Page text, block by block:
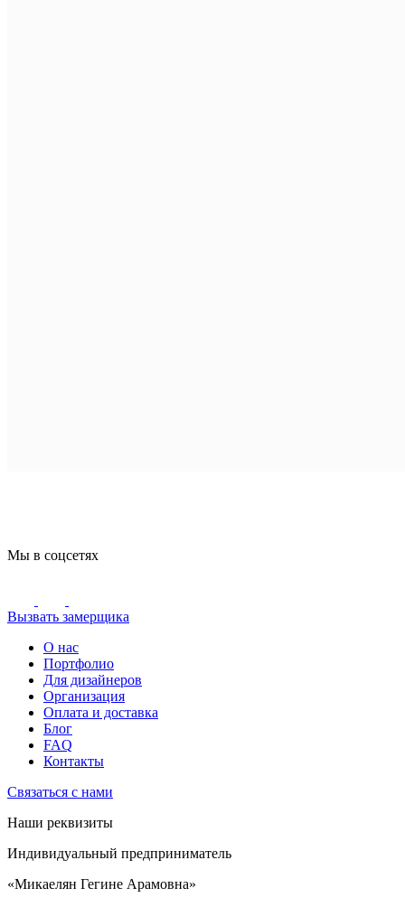
Мы в соцсетях
Вызвать замерщика
О нас
Портфолио
Для дизайнеров
Организация
Оплата и доставка
Блог
FAQ
Контакты
Связаться с нами
Наши реквизиты
Индивидуальный предприниматель
«Микаелян Гегине Арамовна»